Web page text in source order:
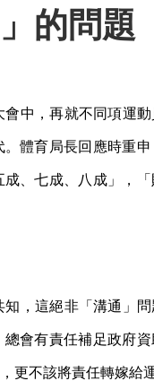
的問題
會中，再就不同項運
體育局長回應時重申
、七成、八成」，
，這絕非「溝通」
會有責任補足政府
更不該將責任轉嫁給運